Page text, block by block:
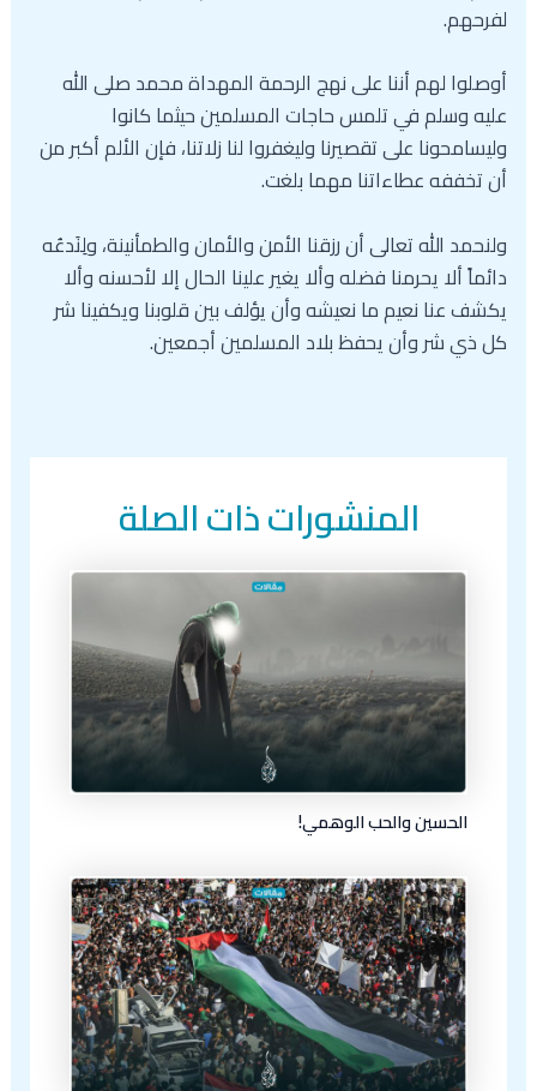
لفرحهم.
أوصلوا لهم أننا على نهج الرحمة المهداة محمد صلى الله
عليه وسلم في تلمس حاجات المسلمين حيثما كانوا
وليسامحونا على تقصيرنا وليغفروا لنا زلاتنا، فإن الألم أكبر من
أن تخففه عطاءاتنا مهما بلغت.
ولنحمد الله تعالى أن رزقنا الأمن والأمان والطمأنينة، ولِنَدعُه
دائماً ألا يحرمنا فضله وألا يغير علينا الحال إلا لأحسنه وألا
يكشف عنا نعيم ما نعيشه وأن يؤلف بين قلوبنا ويكفينا شر
كل ذي شر وأن يحفظ بلاد المسلمين أجمعين.
المنشورات ذات الصلة
الحسين والحب الوهمي!